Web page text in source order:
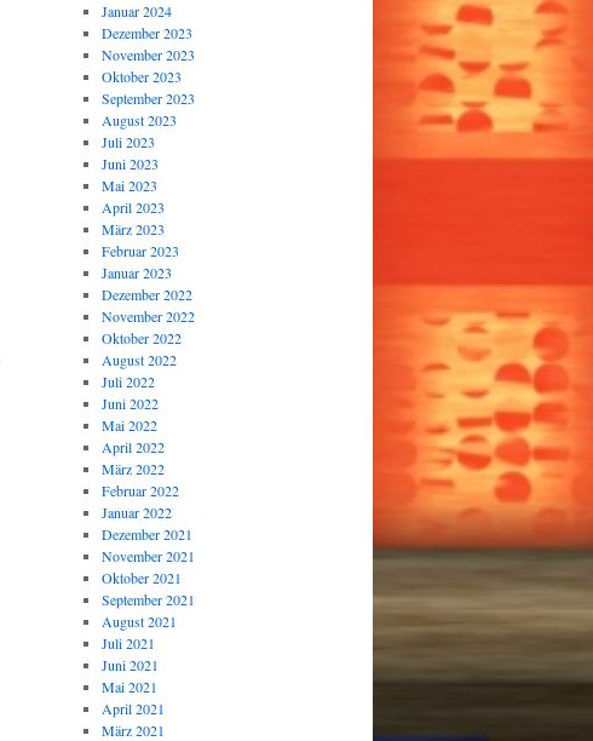
Januar 2024
Dezember 2023
November 2023
Oktober 2023
September 2023
August 2023
Juli 2023
Juni 2023
Mai 2023
April 2023
März 2023
Februar 2023
Januar 2023
Dezember 2022
November 2022
Oktober 2022
August 2022
Juli 2022
Juni 2022
Mai 2022
April 2022
März 2022
Februar 2022
Januar 2022
Dezember 2021
November 2021
Oktober 2021
September 2021
August 2021
Juli 2021
Juni 2021
Mai 2021
April 2021
März 2021